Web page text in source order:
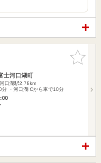
お気に入
りに追加
士河口湖町
河口湖駅2.78km
分 ・河口湖ICから車で10分